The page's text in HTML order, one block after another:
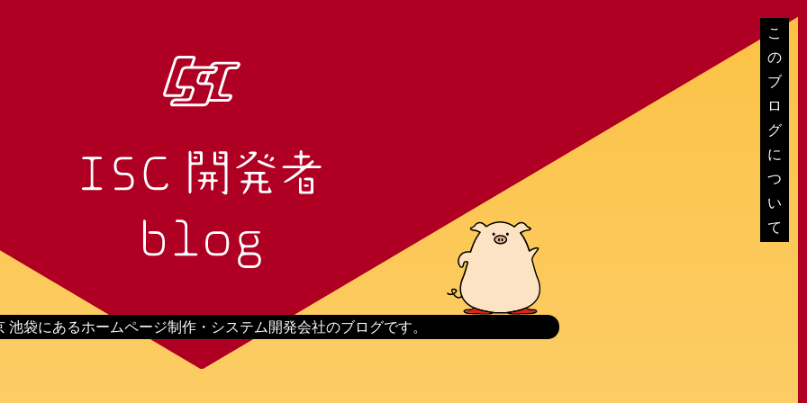
池袋にあるホームページ制作・システム開発会社のブログです。
こ
の
ブ
ロ
グ
に
つ
い
て